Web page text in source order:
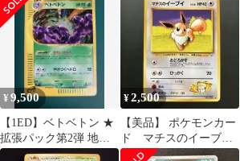
¥9,500
【1ED】ベトベトン ★
拡張パック第2弾 地図
にない町 005/092
¥2,500
【美品】 ポケモンカー
ド マチスのイーブ
イ 旧裏 未使用